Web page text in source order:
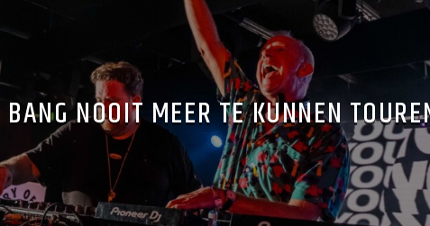
NOOIT MEER TE KUNNEN